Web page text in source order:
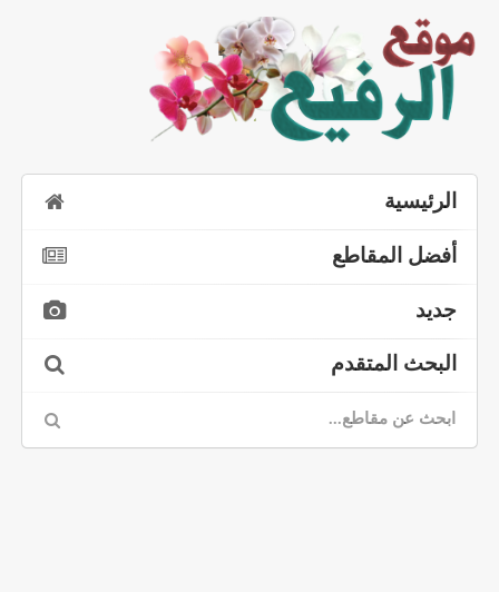
الرئيسية
أفضل المقاطع
جديد
البحث المتقدم